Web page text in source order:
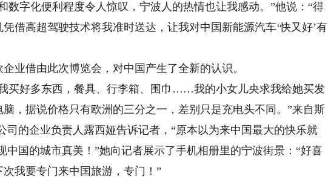
数字化便利程度令人惊叹，宁波人的热情也让我感动。”他说：“得
借高超驾驶技术将我准时送达，让我对中国新能源汽车‘快又好’有
借由此次博览会，对中国产生了全新的认识。
好多东西，餐具、行李箱、围巾……我的小女儿央求我给她买发
，据说价格只有欧洲的三分之一，差别只是充电头不同。”来自斯
司的企业负责人露西娅告诉记者，“原本以为来中国最大的快乐就
中国的城市真美！”她向记者展示了手机相册里的宁波街景：“好喜
我要专门来中国旅游，专门！”